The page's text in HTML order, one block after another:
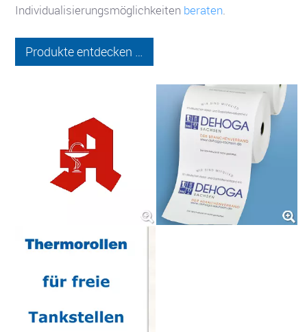
Individualisierungsmöglichkeiten beraten.
Produkte entdecken …